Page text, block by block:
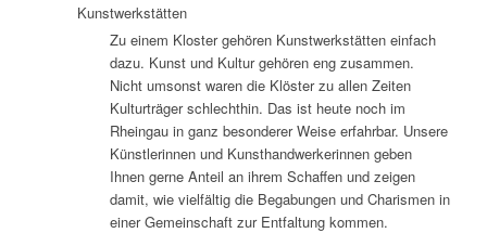
Kunstwerkstätten
Zu einem Kloster gehören Kunstwerkstätten einfach
dazu. Kunst und Kultur gehören eng zusammen.
Nicht umsonst waren die Klöster zu allen Zeiten
Kulturträger schlechthin. Das ist heute noch im
Rheingau in ganz besonderer Weise erfahrbar. Unsere
Künstlerinnen und Kunsthandwerkerinnen geben
Ihnen gerne Anteil an ihrem Schaffen und zeigen
damit, wie vielfältig die Begabungen und Charismen in
einer Gemeinschaft zur Entfaltung kommen.